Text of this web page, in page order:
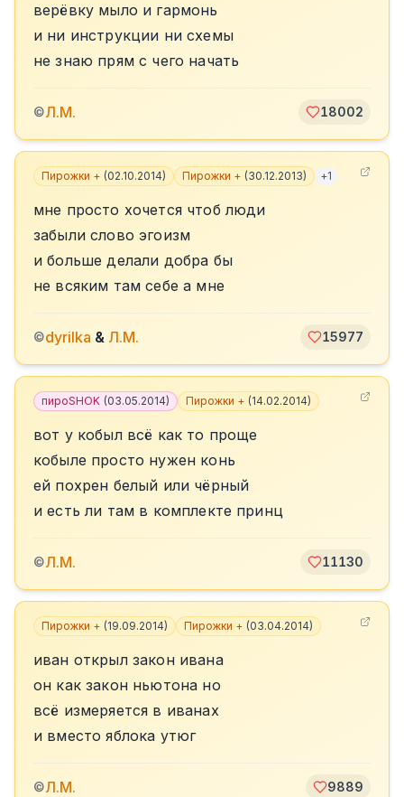
верёвку мыло и гармонь
и ни инструкции ни схемы
не знаю прям с чего начать
©Л.М. 18002
Пирожки + (02.10.2014) Пирожки + (30.12.2013) +1
мне просто хочется чтоб люди
забыли слово эгоизм
и больше делали добра бы
не всяким там себе а мне
©dyrilka & Л.М. 15977
пироSHOK (03.05.2014) Пирожки + (14.02.2014)
вот у кобыл всё как то проще
кобыле просто нужен конь
ей похрен белый или чёрный
и есть ли там в комплекте принц
©Л.М. 11130
Пирожки + (19.09.2014) Пирожки + (03.04.2014)
иван открыл закон ивана
он как закон ньютона но
всё измеряется в иванах
и вместо яблока утюг
©Л.М. 9889